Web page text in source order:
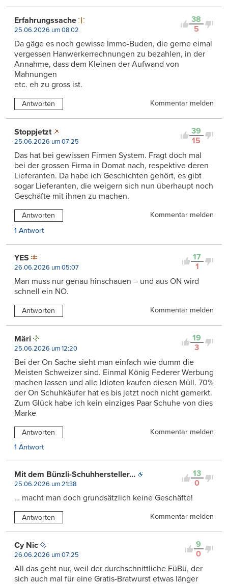
38
5
Erfahrungssache
25.06.2026 um 08:02
Da gäge es noch gewisse Immo-Buden, die gerne eimal
vergessen Hanwerkerrechnungen zu bezahlen, in der
Annahme, dass dem Kleinen der Aufwand von
Mahnungen
etc. eh zu gross ist.
Antworten Kommentar melden
39
15
Stoppjetzt
25.06.2026 um 07:25
Das hat bei gewissen Firmen System. Fragt doch mal
bei der grossen Firma in Domat nach, respektive deren
Lieferanten. Da habe ich Geschichten gehört, es gibt
sogar Lieferanten, die weigern sich nun überhaupt noch
Geschäfte mit ihnen zu machen.
Antworten
Kommentar melden
1 Antwort
17
1
YES
26.06.2026 um 05:07
Man muss nur genau hinschauen – und aus ON wird
schnell ein NO.
Antworten Kommentar melden
19
3
Märi
25.06.2026 um 12:20
Bei der On Sache sieht man einfach wie dumm die
Meisten Schweizer sind. Einmal König Federer Werbung
machen lassen und alle Idioten kaufen diesen Müll. 70%
der On Schuhkäufer hat es bis jetzt noch nicht gemerkt.
Zum Glück habe ich kein einziges Paar Schuhe von dies
Marke
Antworten
Kommentar melden
1 Antwort
13
0
Mit dem Bünzli-Schuhhersteller…
25.06.2026 um 21:38
… macht man doch grundsätzlich keine Geschäfte!
Antworten Kommentar melden
9
0
Cy Nic
26.06.2026 um 07:25
All das geht nur, weil der durchschnittliche FüBü, der
sich auch mal für eine Gratis-Bratwurst etwas länger